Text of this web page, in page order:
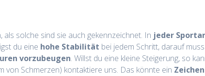
als solche sind sie auch gekennzeichnet. In jeder
du eine hohe Stabilität bei jedem Schritt, darauf muss
vorzubeugen. Willst du eine kleine Steigerung, so
von Schmerzen) kontaktiere uns. Das könnte ein